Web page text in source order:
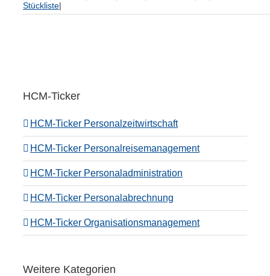
Stückliste|
HCM-Ticker
HCM-Ticker Personalzeitwirtschaft
HCM-Ticker Personalreisemanagement
HCM-Ticker Personaladministration
HCM-Ticker Personalabrechnung
HCM-Ticker Organisationsmanagement
Weitere Kategorien